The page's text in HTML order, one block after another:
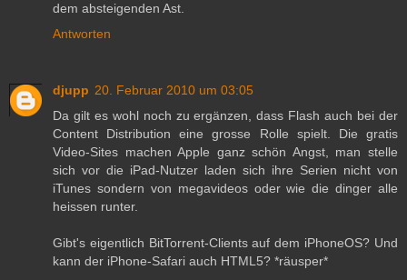
dem absteigenden Ast.
Antworten
djupp 20. Februar 2010 um 03:05
Da gilt es wohl noch zu ergänzen, dass Flash auch bei der
Content Distribution eine grosse Rolle spielt. Die gratis
Video-Sites machen Apple ganz schön Angst, man stelle
sich vor die iPad-Nutzer laden sich ihre Serien nicht von
iTunes sondern von megavideos oder wie die dinger alle
heissen runter.
Gibt's eigentlich BitTorrent-Clients auf dem iPhoneOS? Und
kann der iPhone-Safari auch HTML5? *räusper*